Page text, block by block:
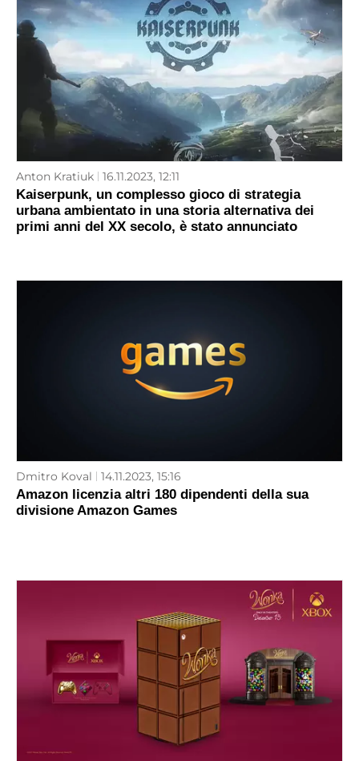
Anton Kratiuk 16.11.2023, 12:11
Kaiserpunk, un complesso gioco di strategia
urbana ambientato in una storia alternativa dei
primi anni del XX secolo, è stato annunciato
Dmitro Koval 14.11.2023, 15:16
Amazon licenzia altri 180 dipendenti della sua
divisione Amazon Games